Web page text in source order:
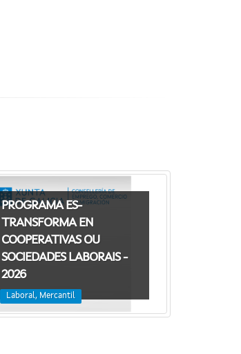
PROGRAMA ES-
TRANSFORMA EN
COOPERATIVAS OU
SOCIEDADES LABORAIS -
2026
Laboral, Mercantil